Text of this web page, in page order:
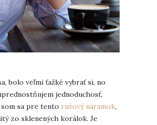
bolo veľmi ťažké vybrať si, no
jednoduchosť,
sa pre tento ružový náramok,
zo sklenených korálok. Je